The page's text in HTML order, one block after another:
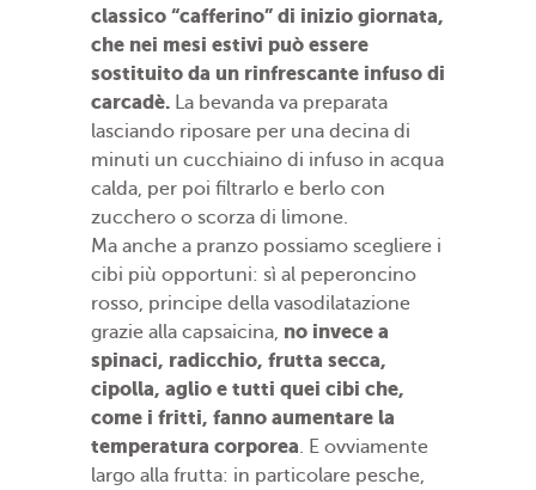
classico “cafferino” di inizio giornata,
che nei mesi estivi può essere
sostituito da un rinfrescante infuso di
carcadè. La bevanda va preparata
lasciando riposare per una decina di
minuti un cucchiaino di infuso in acqua
calda, per poi filtrarlo e berlo con
zucchero o scorza di limone.
Ma anche a pranzo possiamo scegliere i
cibi più opportuni: sì al peperoncino
rosso, principe della vasodilatazione
grazie alla capsaicina, no invece a
spinaci, radicchio, frutta secca,
cipolla, aglio e tutti quei cibi che,
come i fritti, fanno aumentare la
temperatura corporea. E ovviamente
largo alla frutta: in particolare pesche,